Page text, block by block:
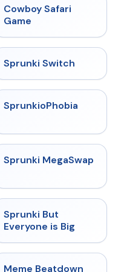
Cowboy Safari
Game
★
Sprunki Switch
★
SprunkioPhobia
★ 4.5
Sprunki MegaSwap
Sprunki But
Everyone is Big
★ 4.4
Meme Beatdown